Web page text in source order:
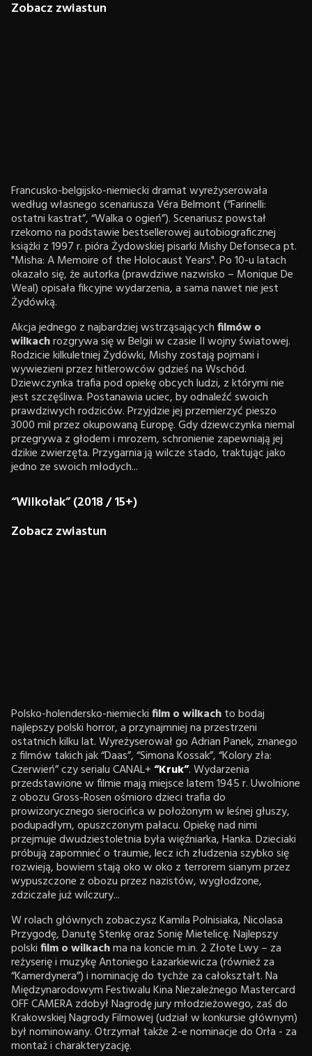
Zobacz zwiastun
Francusko-belgijsko-niemiecki dramat wyreżyserowała
według własnego scenariusza Véra Belmont (“Farinelli:
ostatni kastrat”, “Walka o ogień”). Scenariusz powstał
rzekomo na podstawie bestsellerowej autobiograficznej
książki z 1997 r. pióra Żydowskiej pisarki Mishy Defonseca pt.
"Misha: A Memoire of the Holocaust Years". Po 10-u latach
okazało się, że autorka (prawdziwe nazwisko – Monique De
Weal) opisała fikcyjne wydarzenia, a sama nawet nie jest
Żydówką.
Akcja jednego z najbardziej wstrząsającychfilmów o
wilkachrozgrywa się w Belgii w czasie II wojny światowej.
Rodzicie kilkuletniej Żydówki, Mishy zostają pojmani i
wywiezieni przez hitlerowców gdzieś na Wschód.
Dziewczynka trafia pod opiekę obcych ludzi, z którymi nie
jest szczęśliwa. Postanawia uciec, by odnaleźć swoich
prawdziwych rodziców. Przyjdzie jej przemierzyć pieszo
3000 mil przez okupowaną Europę. Gdy dziewczynka niemal
przegrywa z głodem i mrozem, schronienie zapewniają jej
dzikie zwierzęta. Przygarnia ją wilcze stado, traktując jako
jedno ze swoich młodych...
“Wilkołak” (2018 / 15+)
Zobacz zwiastun
Polsko-holendersko-niemieckifilm o wilkachto bodaj
najlepszy polski horror, a przynajmniej na przestrzeni
ostatnich kilku lat. Wyreżyserował go Adrian Panek, znanego
z filmów takich jak “Daas”, “Simona Kossak”, “Kolory zła:
Czerwień” czy serialu CANAL+“Kruk”. Wydarzenia
przedstawione w filmie mają miejsce latem 1945 r. Uwolnione
z obozu Gross-Rosen ośmioro dzieci trafia do
prowizorycznego sierocińca w położonym w leśnej głuszy,
podupadłym, opuszczonym pałacu. Opiekę nad nimi
przejmuje dwudziestoletnia była więźniarka, Hanka. Dzieciaki
próbują zapomnieć o traumie, lecz ich złudzenia szybko się
rozwieją, bowiem stają oko w oko z terrorem sianym przez
wypuszczone z obozu przez nazistów, wygłodzone,
zdziczałe już wilczury...
W rolach głównych zobaczysz Kamila Polnisiaka, Nicolasa
Przygodę, Danutę Stenkę oraz Sonię Mietelicę. Najlepszy
polskifilm o wilkachma na koncie m.in. 2 Złote Lwy – za
reżyserię i muzykę Antoniego Łazarkiewicza (również za
“Kamerdynera”) i nominację do tychże za całokształt. Na
Międzynarodowym Festiwalu Kina Niezależnego Mastercard
OFF CAMERA zdobył Nagrodę jury młodzieżowego, zaś do
Krakowskiej Nagrody Filmowej (udział w konkursie głównym)
był nominowany. Otrzymał także 2-e nominacje do Orła - za
montaż i charakteryzację.